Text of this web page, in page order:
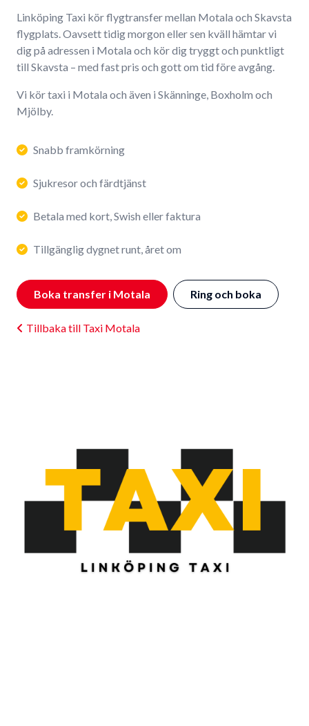
Linköping Taxi kör flygtransfer mellan Motala och Skavsta
flygplats. Oavsett tidig morgon eller sen kväll hämtar vi
dig på adressen i Motala och kör dig tryggt och punktligt
till Skavsta – med fast pris och gott om tid före avgång.
Vi kör taxi i Motala och även i Skänninge, Boxholm och
Mjölby.
Snabb framkörning
Sjukresor och färdtjänst
Betala med kort, Swish eller faktura
Tillgänglig dygnet runt, året om
Boka transfer i Motala Ring och boka
Tillbaka till Taxi Motala